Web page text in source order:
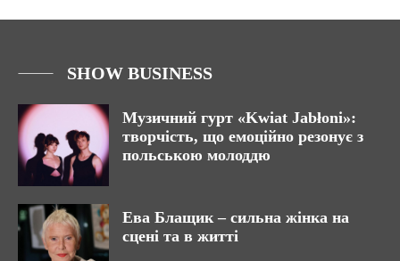
SHOW BUSINESS
Музичний гурт «Kwiat Jabłoni»:
творчість, що емоційно резонує з
польською молоддю
Ева Блащик – сильна жінка на
сцені та в житті